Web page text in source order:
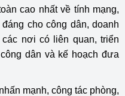
cao nhất về tính mạng,
cho công dân, doanh
nơi có liên quan, triển
dân và kế hoạch đưa
mạnh, công tác phòng,